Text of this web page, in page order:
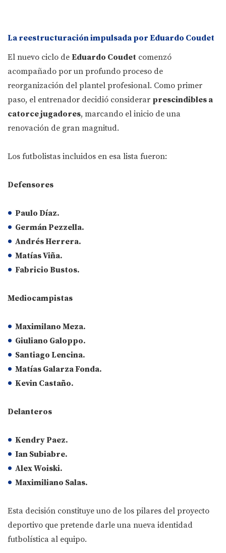
La reestructuración impulsada por Eduardo Coudet
El nuevo ciclo de Eduardo Coudet comenzó
acompañado por un profundo proceso de
reorganización del plantel profesional. Como primer
paso, el entrenador decidió considerar prescindibles a
catorce jugadores, marcando el inicio de una
renovación de gran magnitud.
Los futbolistas incluidos en esa lista fueron:
Defensores
Paulo Díaz.
Germán Pezzella.
Andrés Herrera.
Matías Viña.
Fabricio Bustos.
Mediocampistas
Maximilano Meza.
Giuliano Galoppo.
Santiago Lencina.
Matías Galarza Fonda.
Kevin Castaño.
Delanteros
Kendry Paez.
Ian Subiabre.
Alex Woiski.
Maximiliano Salas.
Esta decisión constituye uno de los pilares del proyecto
deportivo que pretende darle una nueva identidad
futbolística al equipo.